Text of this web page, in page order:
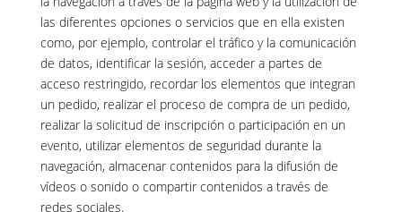
las diferentes opciones o servicios que en ella existen
como, por ejemplo, controlar el tráfico y la comunicación
de datos, identificar la sesión, acceder a partes de
acceso restringido, recordar los elementos que integran
un pedido, realizar el proceso de compra de un pedido,
realizar la solicitud de inscripción o participación en un
evento, utilizar elementos de seguridad durante la
navegación, almacenar contenidos para la difusión de
vídeos o sonido o compartir contenidos a través de
redes sociales.